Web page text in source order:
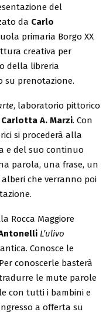
del
da Carlo
primaria Borgo XX
creativa per
della libreria
su prenotazione.
, laboratorio pittorico
Carlotta A. Marzi. Con
si procederà alla
e del suo continuo
parola, una frase, un
che verranno poi
Rocca Maggiore
L’ulivo
Conosce le
conoscerle basterà
le mute parole
con tutti i bambini e
a offerta su